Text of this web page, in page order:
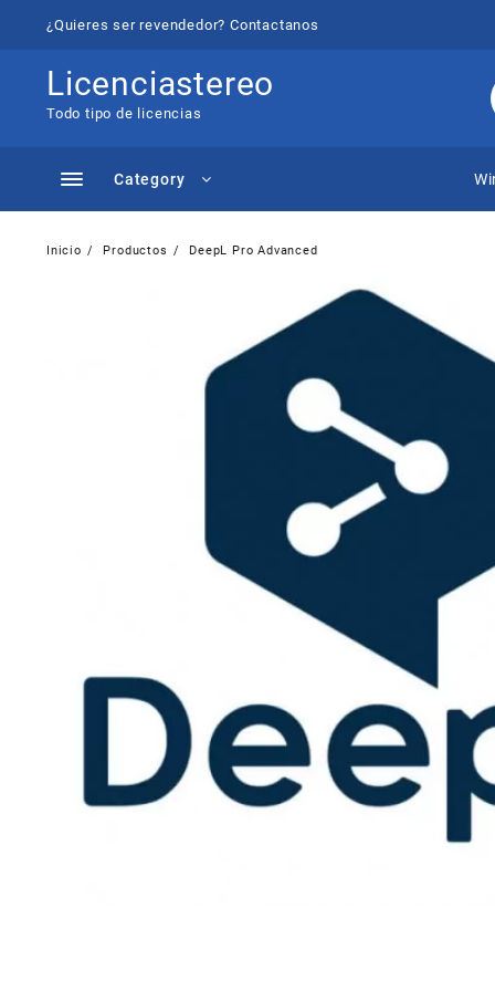
¿Quieres ser revendedor? Contactanos
Licenciastereo
Todo tipo de licencias
Category
Inicio Productos DeepL Pro Advanced